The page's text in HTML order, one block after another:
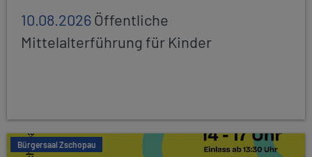
10.08.2026Öffentliche
Mittelalterführung für Kinder
Bürgersaal Zschopau